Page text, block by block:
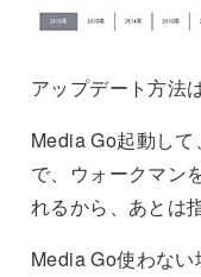
アップデート方法
Media Go起動し
で、ウォークマン
れるから、あとは
Media Go使わな